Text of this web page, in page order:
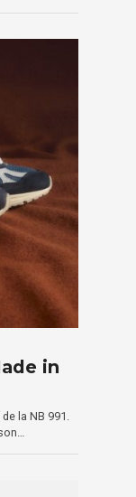
in
la NB 991.